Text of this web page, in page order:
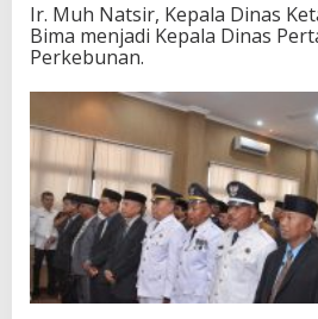
Ir. Muh Natsir, Kepala Dinas
Bima menjadi Kepala Dinas
Perkebunan.